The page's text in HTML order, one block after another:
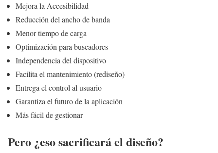
Mejora la Accesibilidad
Reducción del ancho de banda
Menor tiempo de carga
Optimización para buscadores
Independencia del dispositivo
Facilita el mantenimiento (rediseño)
Entrega el control al usuario
Garantiza el futuro de la aplicación
Más fácil de gestionar
Pero ¿eso sacrificará el diseño?